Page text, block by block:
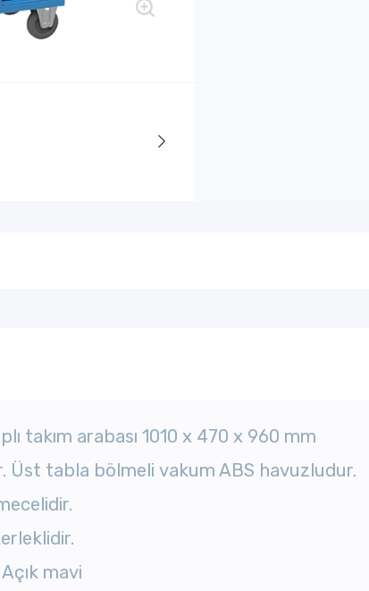
takım arabası 1010 x 470 x 960 mm
Üst tabla bölmeli vakum ABS havuzludur.
mavi